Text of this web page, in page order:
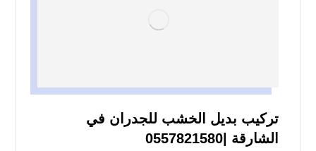
تركيب بديل الخشب للجدران في
الشارقة |0557821580